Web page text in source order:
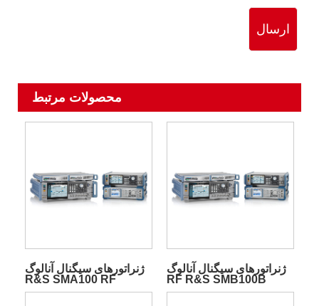
ارسال
محصولات مرتبط
ژنراتورهای سیگنال آنالوگ
R&S SMA100 RF
ژنراتورهای سیگنال آنالوگ
RF R&S SMB100B